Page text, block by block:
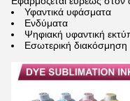
Υφαντικά υφάσματα
Ενδύματα
Ψηφιακή υφαντική
Εσωτερική διακόσμηση